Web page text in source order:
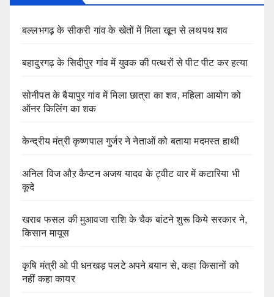
बल्लभगढ़ के सीकरी गांव के खेतों में मिला खून से लथपथ शव
बहादुरगढ़ के सिदीपुर गांव में युवक की पत्थरों से पीट पीट कर हत्या
सोनीपत के बैयापुर गांव में मिला छात्रा का शव, महिला आयोग को
ऑनर किलिंग का शक
केन्द्रीय मंत्री कृष्णपाल गुर्जर ने नेताओं को बताया मदमस्त हाथी
अनिल विज औऱ कैप्टन अजय यादव के ट्वीट वार में कटारिया भी
कूदे
खराब फसल की मुआवजा राशि के चैक बांटने शुरू किये सरकार ने,
किसान मायूस
कृषि मंत्री ओ पी धनखड़ पलटे अपने बयान से, कहा किसानों को
नहीं कहा कायर